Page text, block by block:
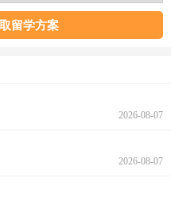
2026-08-07
2026-08-07